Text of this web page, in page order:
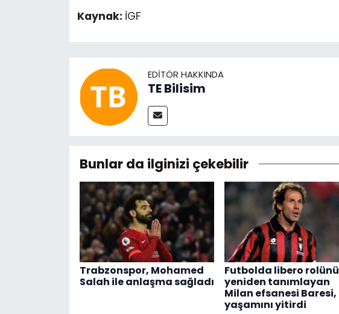
Kaynak: İGF
EDITÖR HAKKINDA
TE Bilisim
Bunlar da ilginizi çekebilir
Trabzonspor, Mohamed
Salah ile anlaşma sağladı
Futbolda libero rolünü
yeniden tanımlayan
Milan efsanesi Baresi,
yaşamını yitirdi